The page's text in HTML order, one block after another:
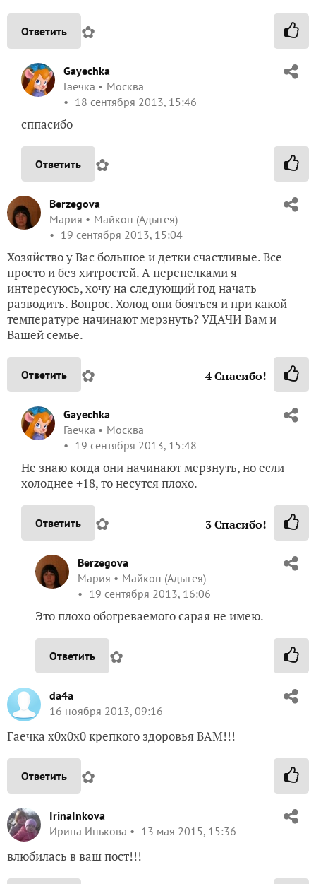
Ответить ✿
Gayechka
Гаечка
Москва
18 сентября 2013, 15:46
сппасибо
Ответить ✿
Berzegova
Мария
Майкоп (Адыгея)
19 сентября 2013, 15:04
Хозяйство у Вас большое и детки счастливые. Все
просто и без хитростей. А перепелками я
интересуюсь, хочу на следующий год начать
разводить. Вопрос. Холод они бояться и при какой
температуре начинают мерзнуть? УДАЧИ Вам и
Вашей семье.
Ответить ✿ 4Спасибо!
Gayechka
Гаечка
Москва
19 сентября 2013, 15:48
Не знаю когда они начинают мерзнуть, но если
холоднее +18, то несутся плохо.
Ответить ✿ 3Спасибо!
Berzegova
Мария
Майкоп (Адыгея)
19 сентября 2013, 16:06
Это плохо обогреваемого сарая не имею.
Ответить ✿
da4a
16 ноября 2013, 09:16
Гаечка х0х0х0 крепкого здоровья ВАМ!!!
Ответить ✿
IrinaInkova
Ирина Инькова
13 мая 2015, 15:36
влюбилась в ваш пост!!!